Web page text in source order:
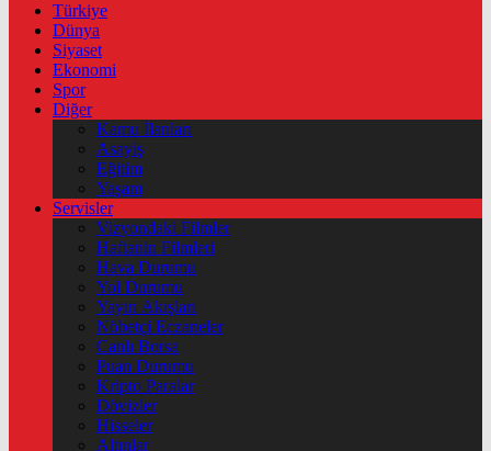
Türkiye
Dünya
Siyaset
Ekonomi
Spor
Diğer
Kamu İlanları
Asayiş
Eğitim
Yaşam
Servisler
Vizyondaki Filmler
Haftanin Filmleri
Hava Durumu
Yol Durumu
Yayın Akışları
Nöbetçi Eczaneler
Canlı Borsa
Puan Durumu
Kripto Paralar
Dövizler
Hisseler
Altınlar